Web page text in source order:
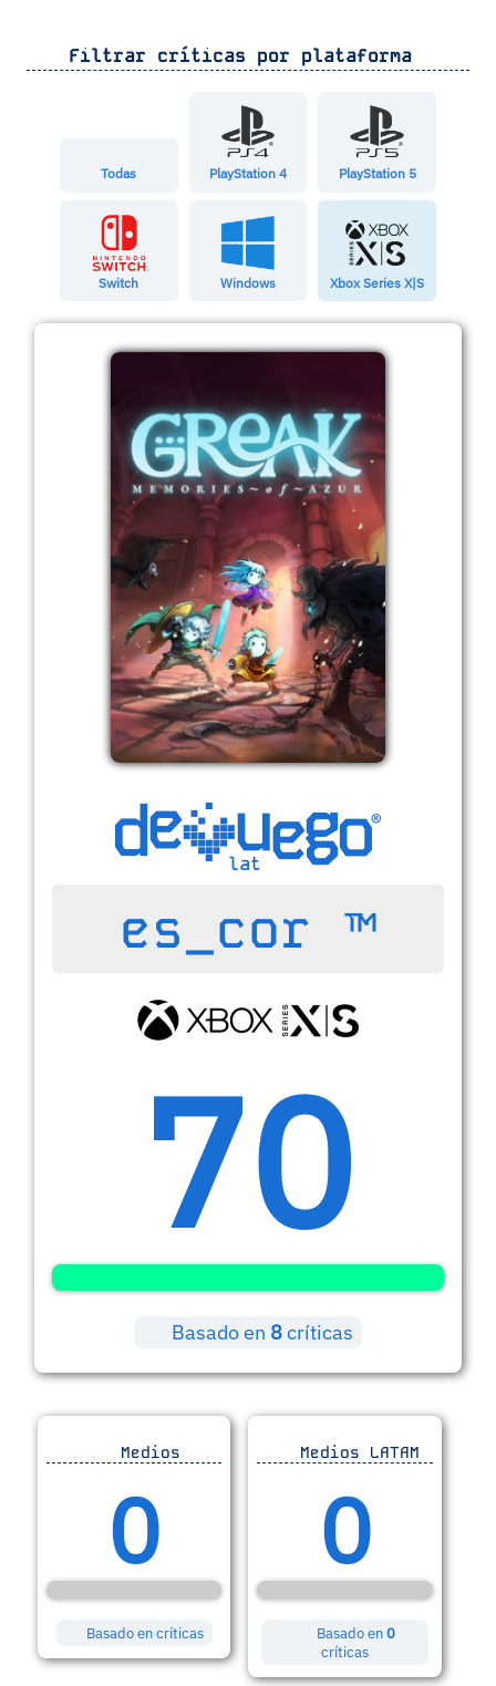
Filtrar críticas por plataforma
Todas PlayStation 4 PlayStation 5
Switch Windows Xbox Series X|S
es_cor ™
70
Basado en 8críticas
Medios
0
Basado encríticas
Medios LATAM
0
Basado en0
críticas